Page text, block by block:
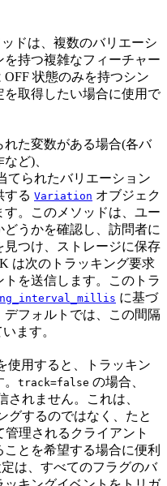
ッドは、複数のバリエーシ
持つ複雑なフィーチャー
状態のみを持つシン
取得したい場合に使用で
た変数がある場合(各バ
ど)、
てられたバリエーション
する Variation オブジェク
す。このメソッドは、ユー
うかを確認し、訪問者に
つけ、ストレージに保存
は次のトラッキング要求
を送信します。このトラ
に基づ
フォルトでは、この間隔
ます。
使用すると、トラッキン
track=false の場合、
されません。これは、
グするのではなく、たと
管理されるクライアント
とを希望する場合に便利
は、すべてのフラグのバ